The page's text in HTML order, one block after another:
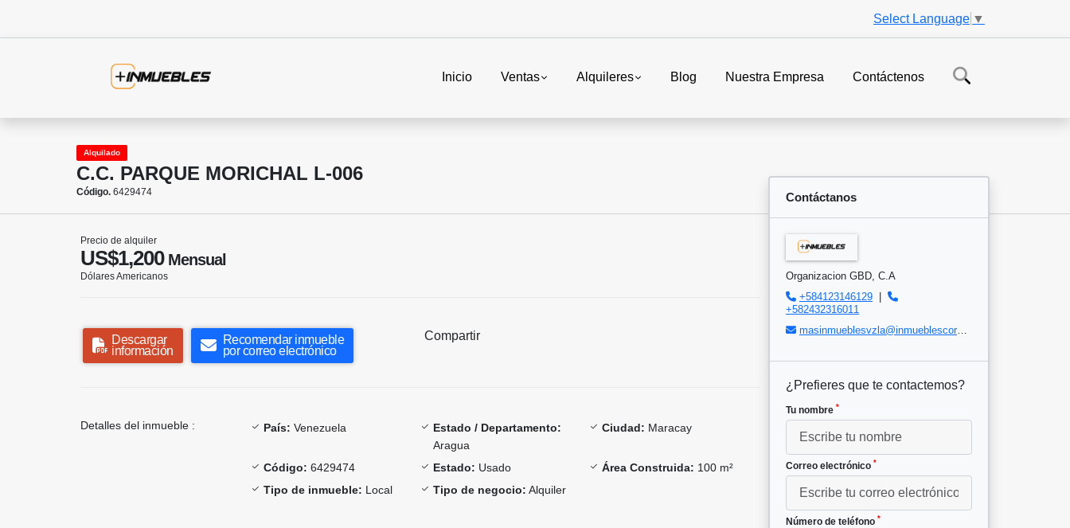
Select Language ▼
Inicio Ventas Alquileres Blog Nuestra Empresa Contáctenos
Alquilado
C.C. PARQUE MORICHAL L-006
Código. 6429474
Precio de alquiler
US$1,200Mensual
Dólares Americanos
Descargar
información
Recomendar inmueble
por correo electrónico
Compartir
Detalles del inmueble : País: Venezuela
Estado / Departamento:
Aragua
Ciudad: Maracay
Código: 6429474 Estado: Usado Área Construida: 100 m²
Tipo de inmueble: Local Tipo de negocio: Alquiler
Contáctanos
Organizacion GBD, C.A
+584123146129 |
+582432316011
masinmueblesvzla@inmueblescorp.com
¿Prefieres que te contactemos?
Tu nombre *
Correo electrónico *
Número de teléfono *